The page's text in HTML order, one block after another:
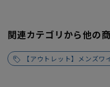
関連カテゴリから他の
【アウトレット】メンズ